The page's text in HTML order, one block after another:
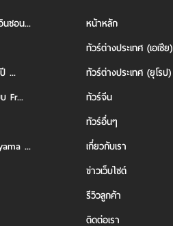
ชอน...
...
Fr...
...
หน้าหลัก
ทัวร์ต่างประเทศ (เอเชีย)
ทัวร์ต่างประเทศ (ยุโรป)
ทัวร์จีน
ทัวร์อื่นๆ
เกี่ยวกับเรา
ข่าวเว็บไซต์
รีวิวลูกค้า
ติดต่อเรา